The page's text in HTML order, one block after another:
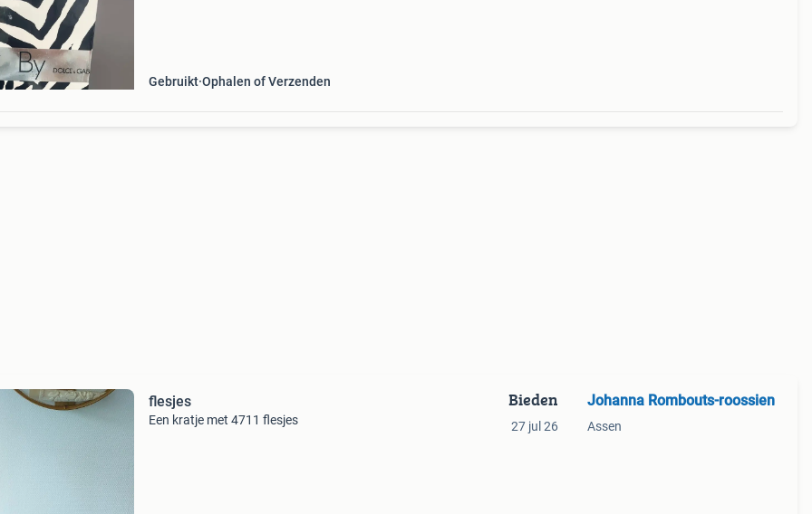
Gebruikt Ophalen of Verzenden
flesjes
Een kratje met 4711 flesjes
Bieden
27 jul 26
Johanna Rombouts-roossien
Assen